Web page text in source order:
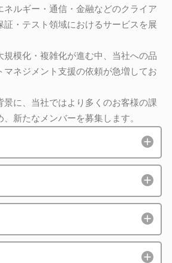
ネルギー・通信・金融などのクライア
証・テスト領域におけるサービスを展
規模化・複雑化が進む中、当社への品
マネジメント支援の依頼が急増してお
景に、当社ではより多くのお客様の課
新たなメンバーを募集します。